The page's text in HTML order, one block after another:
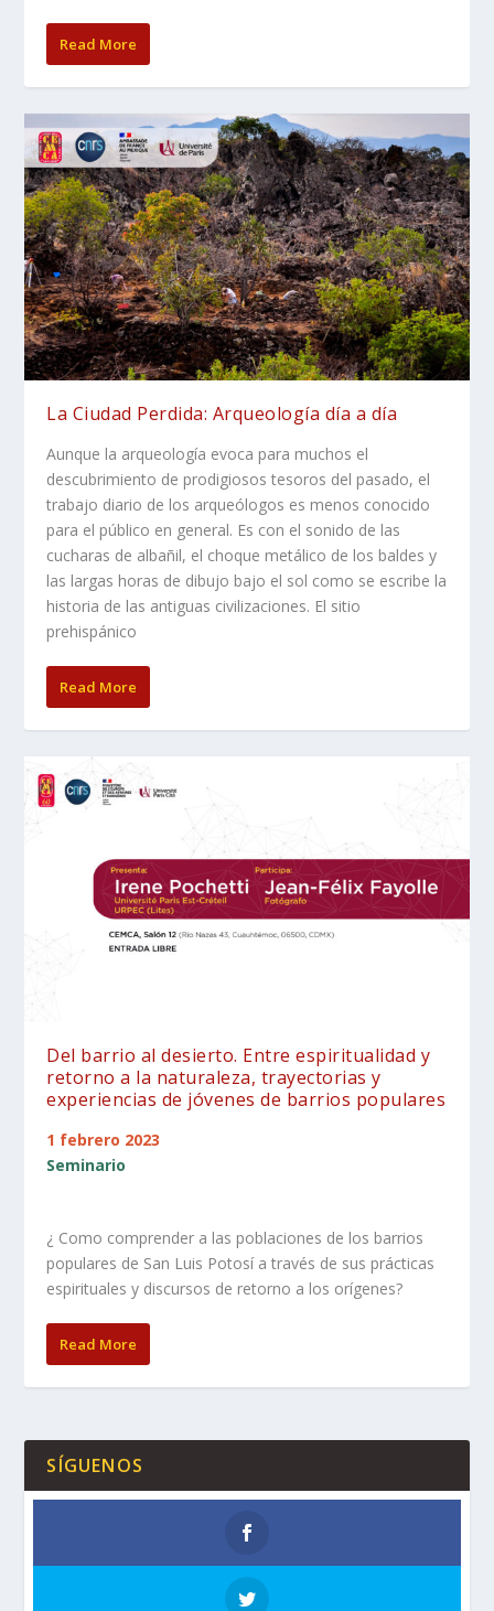
Read More
La Ciudad Perdida: Arqueología día a día
Aunque la arqueología evoca para muchos el
descubrimiento de prodigiosos tesoros del pasado, el
trabajo diario de los arqueólogos es menos conocido
para el público en general. Es con el sonido de las
cucharas de albañil, el choque metálico de los baldes y
las largas horas de dibujo bajo el sol como se escribe la
historia de las antiguas civilizaciones. El sitio
prehispánico
Read More
Del barrio al desierto. Entre espiritualidad y
retorno a la naturaleza, trayectorias y
experiencias de jóvenes de barrios populares
1 febrero 2023
Seminario
¿ Como comprender a las poblaciones de los barrios
populares de San Luis Potosí a través de sus prácticas
espirituales y discursos de retorno a los orígenes?
Read More
SÍGUENOS